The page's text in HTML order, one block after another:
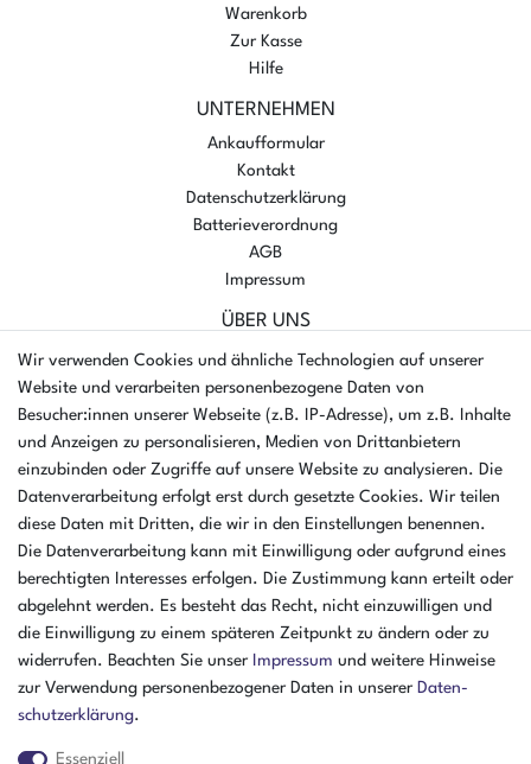
Warenkorb
Zur Kasse
Hilfe
UNTERNEHMEN
Ankaufformular
Kontakt
Datenschutzerklärung
Batterieverordnung
AGB
Impressum
ÜBER UNS
AMIKON GMBH
Einsteinstr. 8a
46325 Borken
Deutschland
Öffnungszeiten Montag - Donnerstag
07:30 - 16:00 Uhr
Öffnungszeiten Freitag
07:30 - 15:00 Uhr
ZAHLUNGSARTEN
Wir verwenden Cookies und ähnliche Technologien auf unserer
Website und verarbeiten personenbezogene Daten von
Besucher:innen unserer Webseite (z.B. IP-Adresse), um z.B. Inhalte
und Anzeigen zu personalisieren, Medien von Drittanbietern
einzubinden oder Zugriffe auf unsere Website zu analysieren. Die
Datenverarbeitung erfolgt erst durch gesetzte Cookies. Wir teilen
diese Daten mit Dritten, die wir in den Einstellungen benennen.
Die Datenverarbeitung kann mit Einwilligung oder aufgrund eines
berechtigten Interesses erfolgen. Die Zustimmung kann erteilt oder
abgelehnt werden. Es besteht das Recht, nicht einzuwilligen und
die Einwilligung zu einem späteren Zeitpunkt zu ändern oder zu
widerrufen. Beachten Sie unser Impressum und weitere Hinweise
zur Verwendung personenbezogener Daten in unserer Daten­
schutz­erklärung.
Essenziell